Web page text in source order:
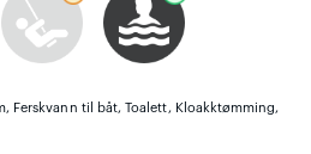
Ferskvann til båt, Toalett, Kloakktømming,